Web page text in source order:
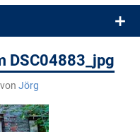
Ein Blog für alle, die gern
DSC04883_jpg
von Jörg